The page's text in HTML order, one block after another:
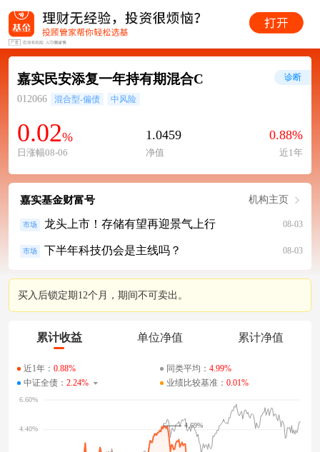
嘉实民安添复一年持有期混合C
012066 混合型-偏债 中风险
0.02%
日涨幅08-06
1.0459
净值
0.88%
近1年
诊断
嘉实基金财富号 机构主页
市场 龙头上市！存储有望再迎景气上行 08-03
市场 下半年科技仍会是主线吗？ 08-03
买入后锁定期12个月，期间不可卖出。
累计收益 单位净值 累计净值
近1年： 0.88% 同类平均： 4.99%
中证全债： 2.24% 业绩比较基准： 0.01%
4.69%